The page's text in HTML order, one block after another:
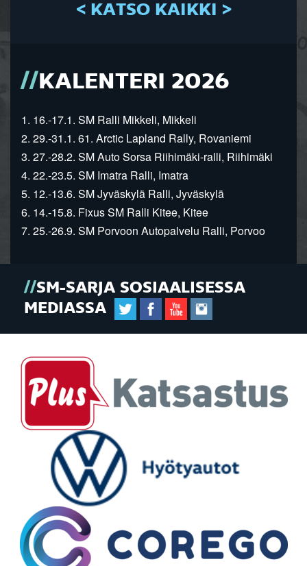
< KATSO KAIKKI >
KALENTERI 2026
1. 16.-17.1. SM Ralli Mikkeli, Mikkeli
2. 29.-31.1. 61. Arctic Lapland Rally, Rovaniemi
3. 27.-28.2. SM Auto Sorsa Riihimäki-ralli, Riihimäki
4. 22.-23.5. SM Imatra Ralli, Imatra
5. 12.-13.6. SM Jyväskylä Ralli, Jyväskylä
6. 14.-15.8. Fixus SM Ralli Kitee, Kitee
7. 25.-26.9. SM Porvoon Autopalvelu Ralli, Porvoo
SM-SARJA SOSIAALISESSA
MEDIASSA